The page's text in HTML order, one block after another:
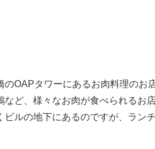
OAPタワーにあるお肉料理のお
ど、様々なお肉が食べられるお店
ビルの地下にあるのですが、ラン